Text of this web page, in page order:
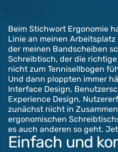
Beim Stichwort Ergonomie
Linie an meinen
der meinen Bandscheiben
Schreibtisch, der die
nicht zum Tennisellbogen
Und dann ploppten immer
Interface Design,
Experience Design,
zunächst nicht in
ergonomischen
es auch anderen so geht.
Einfach und